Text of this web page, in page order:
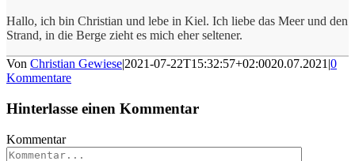
Hallo, ich bin Christian und lebe in Kiel. Ich liebe das Meer und den
Strand, in die Berge zieht es mich eher seltener.
Von Christian Gewiese|2021-07-22T15:32:57+02:0020.07.2021 |0
Kommentare
Hinterlasse einen Kommentar
Kommentar